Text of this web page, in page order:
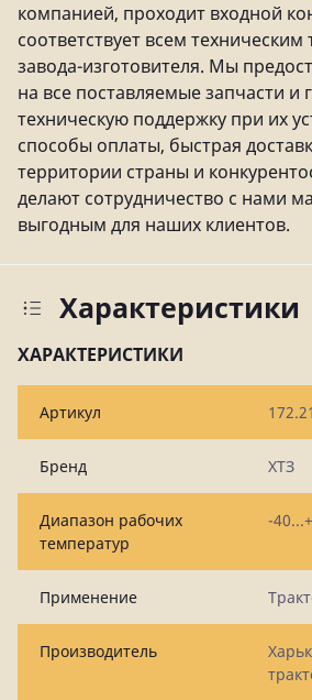
компанией, проходит входной
соответствует всем
завода-изготовителя. Мы
на все поставляемые запчасти и
техническую поддержку при их
способы оплаты, быстрая
территории страны и
делают сотрудничество с нами
выгодным для наших клиентов.
Характеристики
ХАРАКТЕРИСТИКИ
Артикул
Бренд ХТЗ
Диапазон рабочих
температур
-
Применение
Производитель